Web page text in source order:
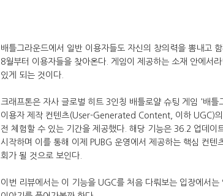
배틀그라운드에서 일반 이용자들도 자신의 창의력을 뽐내고
8월부터 이용자들을 찾아온다. 게임이 제공하는 소재 안에서
있게 되는 것이다.
크래프톤은 자사 글로벌 히트 3인칭 배틀로얄 슈팅 게임 '배
이용자 제작 컨텐츠(User-Generated Content, 이하 UGC)
전 체험할 수 있는 기간을 제공했다. 해당 기능은 36.2 업데이
시작하며 이를 통해 이제 PUBG 운영에서 제공하는 핵심 컨텐
회가 될 것으로 보인다.
이번 리뷰에서는 이 기능을 UGC를 처음 다뤄보는 입장에서